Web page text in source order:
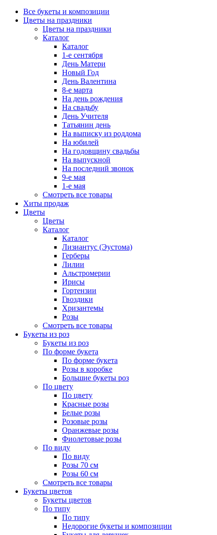
Все букеты и композиции
Цветы на праздники
Цветы на праздники
Каталог
Каталог
1-е сентября
День Матери
Новый Год
День Валентина
8-е марта
На день рождения
На свадьбу
День Учителя
Татьянин день
На выписку из роддома
На юбилей
На годовщину свадьбы
На выпускной
На последний звонок
9-е мая
1-е мая
Смотреть все товары
Хиты продаж
Цветы
Цветы
Каталог
Каталог
Лизиантус (Эустома)
Герберы
Лилии
Альстромерии
Ирисы
Гортензии
Гвоздики
Хризантемы
Розы
Смотреть все товары
Букеты из роз
Букеты из роз
По форме букета
По форме букета
Розы в коробке
Большие букеты роз
По цвету
По цвету
Красные розы
Белые розы
Розовые розы
Оранжевые розы
Фиолетовые розы
По виду
По виду
Розы 70 см
Розы 60 см
Смотреть все товары
Букеты цветов
Букеты цветов
По типу
По типу
Недорогие букеты и композиции